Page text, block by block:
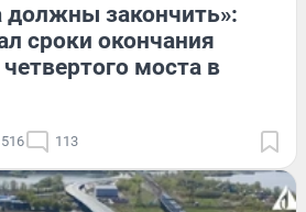
должны закончить»:
сроки окончания
моста в
113